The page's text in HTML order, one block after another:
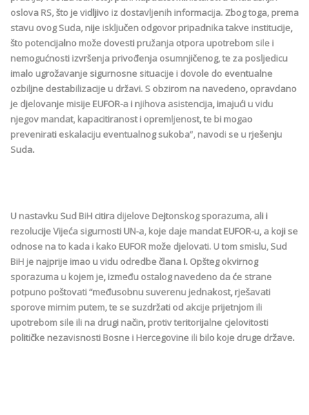
oslova RS, što je vidljivo iz dostavljenih informacija. Zbog toga, prema
stavu ovog Suda, nije isključen odgovor pripadnika takve institucije,
što potencijalno može dovesti pružanja otpora upotrebom sile i
nemogućnosti izvršenja privođenja osumnjičenog, te za posljedicu
imalo ugrožavanje sigurnosne situacije i dovole do eventualne
ozbiljne destabilizacije u državi. S obzirom na navedeno, opravdano
je djelovanje misije EUFOR-a i njihova asistencija, imajući u vidu
njegov mandat, kapacitiranost i opremljenost, te bi mogao
prevenirati eskalaciju eventualnog sukoba”, navodi se u rješenju
Suda.
U nastavku Sud BiH citira dijelove Dejtonskog sporazuma, ali i
rezolucije Vijeća sigurnosti UN-a, koje daje mandat EUFOR-u, a koji se
odnose na to kada i kako EUFOR može djelovati. U tom smislu, Sud
BiH je najprije imao u vidu odredbe člana I. Opšteg okvirnog
sporazuma u kojem je, između ostalog navedeno da će strane
potpuno poštovati “međusobnu suverenu jednakost, rješavati
sporove mirnim putem, te se suzdržati od akcije prijetnjom ili
upotrebom sile ili na drugi način, protiv teritorijalne cjelovitosti
političke nezavisnosti Bosne i Hercegovine ili bilo koje druge države.